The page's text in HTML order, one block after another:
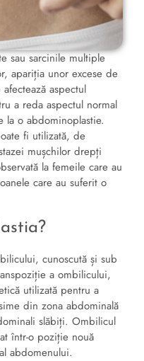
sau sarcinile multiple
apariția unor excese de
aspectul
a reda aspectul normal
la o abdominoplastie.
fi utilizată, de
mușchilor drepți
la femeile care au
care au suferit o
cunoscută și sub
a ombilicului,
utilizată pentru a
din zona abdominală
slăbiți. Ombilicul
într-o poziție nouă
abdomenului.